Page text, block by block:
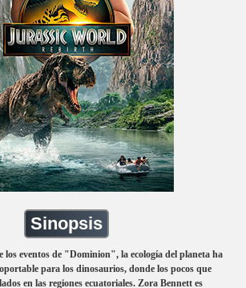
Sinopsis
los eventos de "Dominion", la ecología del planeta ha
para los dinosaurios, donde los pocos que
en las regiones ecuatoriales. Zora Bennett es